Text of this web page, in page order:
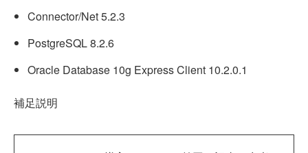
Connector/Net 5.2.3
PostgreSQL 8.2.6
Oracle Database 10g Express Client 10.2.0.1
補足説明